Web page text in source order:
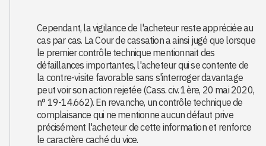
Cependant, la vigilance de l'acheteur reste appréciée au
cas par cas. La Cour de cassation a ainsi jugé que lorsque
le premier contrôle technique mentionnait des
défaillances importantes, l'acheteur qui se contente de
la contre-visite favorable sans s'interroger davantage
peut voir son action rejetée (Cass. civ. 1ère, 20 mai 2020,
n° 19-14.662). En revanche, un contrôle technique de
complaisance qui ne mentionne aucun défaut prive
précisément l'acheteur de cette information et renforce
le caractère caché du vice.